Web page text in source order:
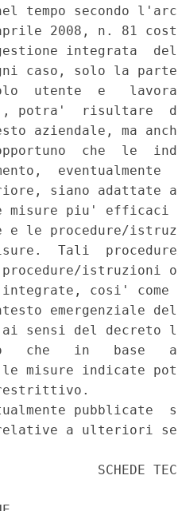
tempo secondo
2008, n. 81
integrata
caso, solo la
utente  e
potra'  risultare
aziendale, ma
che  le
siano adattate
misure piu'
e le procedure/
Tali
procedure/istruzioni
integrate, cosi'
emergenziale
sensi del decreto
che   in   base
le misure indicate
pubblicate
relative a ulteriori
SCHEDE